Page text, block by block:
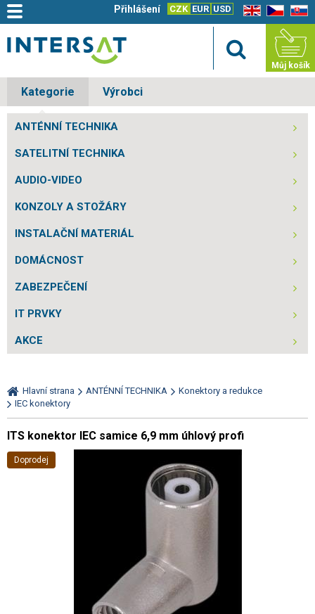
EN CZ SK
CZK EUR USD
Přihlášení
Můj košík
Kategorie Výrobci
ANTÉNNÍ TECHNIKA
SATELITNÍ TECHNIKA
AUDIO-VIDEO
KONZOLY A STOŽÁRY
INSTALAČNÍ MATERIÁL
DOMÁCNOST
ZABEZPEČENÍ
IT PRVKY
AKCE
Hlavní strana ANTÉNNÍ TECHNIKA
Konektory a redukce
IEC konektory
ITS konektor IEC samice 6,9 mm úhlový profi
Doprodej